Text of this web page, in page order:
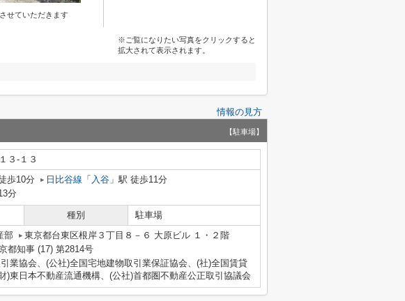
せていただきます
※ご覧になりたい写真をクリックすると
拡大されて表示されます。
情報の見方
【駐車場】
３-１３
歩10分 日比谷線 「 入谷 」駅 徒歩11分
分
種別 駐車場
部
東京都台東区根岸３丁目８－６ 大原ビル １・２階
都知事 (17) 第2814号
業協会、(公社)全国宅地建物取引業保証協会、(社)全国賃貸
)東日本不動産流通機構、(公社)首都圏不動産公正取引協議会